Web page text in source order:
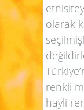
olarak
renkli
hayli